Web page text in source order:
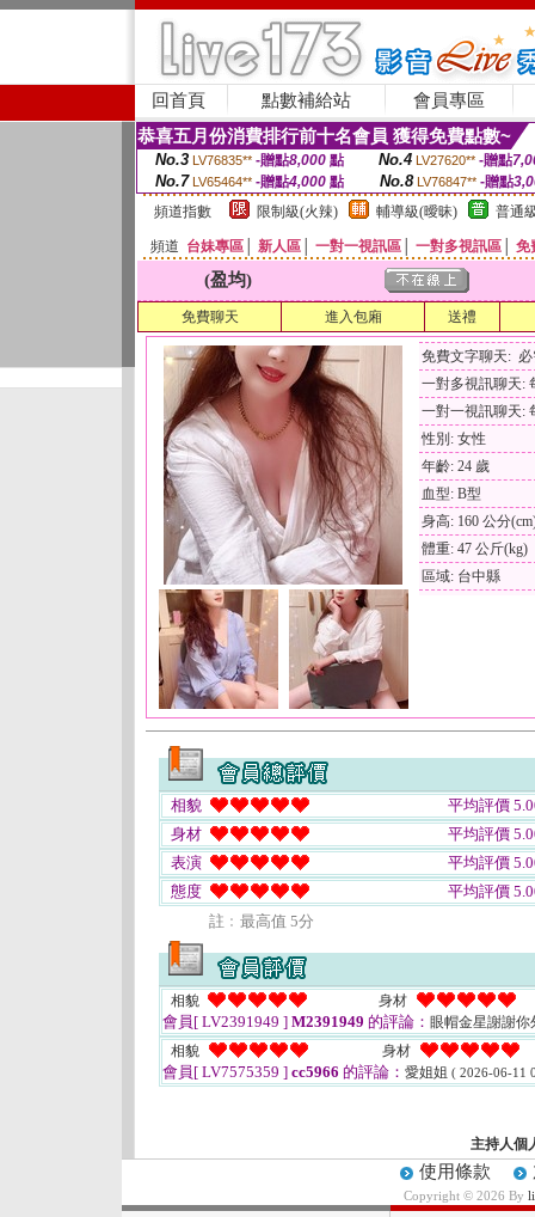
回首頁 點數補給站 會員專區
恭喜五月份消費排行前十名會員 獲得免費點數~
No.3 LV76835** -贈點8,000點 No.4 LV27620** -贈點
No.7 LV65464** -贈點4,000 點 No.8 LV76847** -贈點
頻道指數
限制級(火辣) 輔導級(曖昧) 普通
頻道 台妹專區 新人區 一對一視訊區 一對多視訊區 免
(盈均)
免費聊天 進入包廂 送禮
免費文字聊天:
一對多視訊聊天:
一對一視訊聊天:
性別: 女性
年齡: 24 歲
血型: B型
身高: 160 公分
體重: 47 公斤(kg)
區域: 台中縣
相貌
平均評價
身材
平均評價
表演
平均評價
態度
平均評價
註﹕最高值 5分
相貌 身材
會員[ LV2391949 ] M2391949 的評論： 眼帽金星謝謝
相貌
身材
會員[ LV7575359 ] cc5966 的評論： 愛姐姐 ( 2026-06-11
主持人個
使用條款
Copyright © 2026 By